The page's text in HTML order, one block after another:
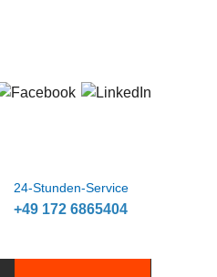
24-Stunden-Service
+49 172 6865404